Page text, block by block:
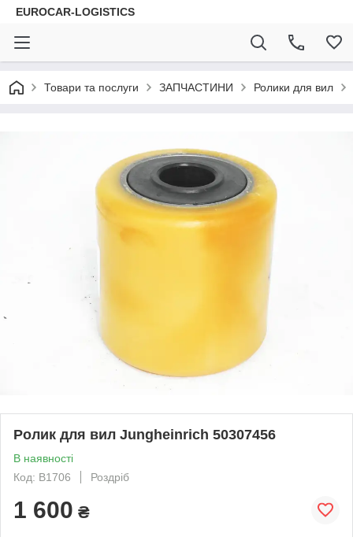
EUROCAR-LOGISTICS
Товари та послуги ЗАПЧАСТИНИ Ролики для вил
Ролик для вил Jungheinrich 50307456
В наявності
Код: В1706
Роздріб
1 600 ₴